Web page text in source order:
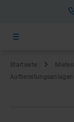
Startseite Mieten
Aufbereitungs­anlagen